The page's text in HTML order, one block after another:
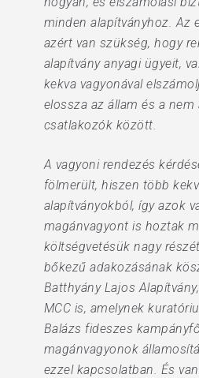
minden alapítványhoz. Az
azért van szükség, hogy
alapítvány anyagi ügyeit,
kekva vagyonával
elossza az állam és a
csatlakozók között.
A vagyoni rendezés
fölmerült, hiszen több
alapítványokból, így azok
magánvagyont is hoztak
költségvetésük nagy
bőkezű adakozásának
Batthyány Lajos
MCC is, amelynek
Balázs fideszes
magánvagyonok
ezzel kapcsolatban. És